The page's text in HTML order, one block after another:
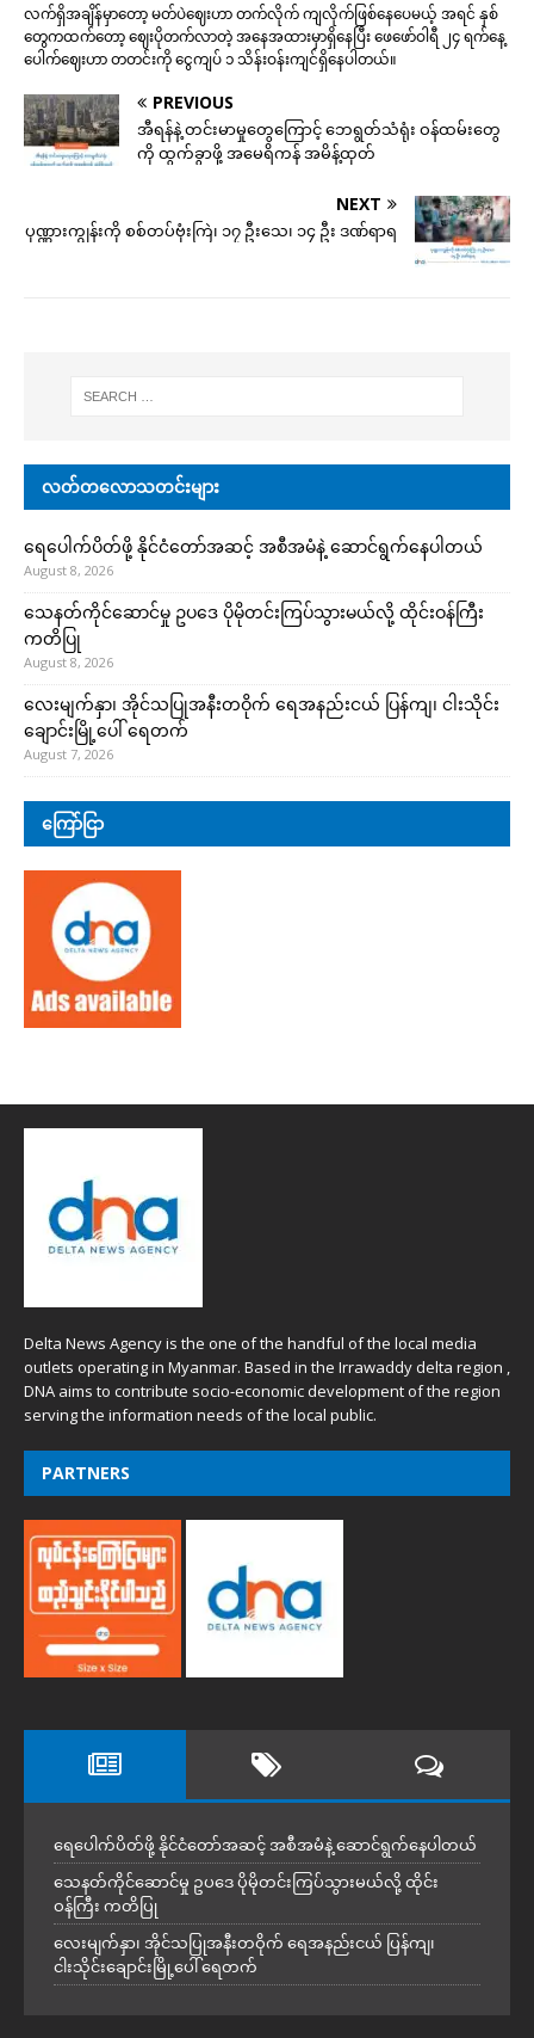
လက်ရှိအချိန်မှာတော့ မတ်ပဲဈေးဟာ တက်လိုက် ကျလိုက်ဖြစ်နေပေမယ့် အရင် နှစ်
တွေကထက်တော့ ဈေးပိုတက်လာတဲ့ အနေအထားမှာရှိနေပြီး ဖေဖော်ဝါရီ ၂၄ ရက်နေ့
ပေါက်ဈေးဟာ တတင်းကို ငွေကျပ် ၁ သိန်းဝန်းကျင်ရှိနေပါတယ်။
PREVIOUS
အီရန်နဲ့ တင်းမာမှုတွေကြောင့် ဘေရွတ်သံရုံး ဝန်ထမ်းတွေ
ကို ထွက်ခွာဖို့ အမေရိကန် အမိန့်ထုတ်
NEXT
ပုဏ္ဏားကျွန်းကို စစ်တပ်ဗုံးကြဲ၊ ၁၇ ဦးသေ၊ ၁၄ ဦး ဒဏ်ရာရ
လတ်တလောသတင်းများ
ရေပေါက်ပိတ်ဖို့ နိုင်ငံတော်အဆင့် အစီအမံနဲ့ ဆောင်ရွက်နေပါတယ်
August 8, 2026
သေနတ်ကိုင်ဆောင်မှု ဥပဒေ ပိုမိုတင်းကြပ်သွားမယ်လို့ ထိုင်းဝန်ကြီး
ကတိပြု
August 8, 2026
လေးမျက်နှာ၊ အိုင်သပြုအနီးတဝိုက် ရေအနည်းငယ် ပြန်ကျ၊ ငါးသိုင်း
ချောင်းမြို့ပေါ် ရေတက်
August 7, 2026
ကြော်ငြာ
Delta News Agency is the one of the handful of the local media
outlets operating in Myanmar. Based in the Irrawaddy delta region ,
DNA aims to contribute socio-economic development of the region
serving the information needs of the local public.
PARTNERS
ရေပေါက်ပိတ်ဖို့ နိုင်ငံတော်အဆင့် အစီအမံနဲ့ ဆောင်ရွက်နေပါတယ်
သေနတ်ကိုင်ဆောင်မှု ဥပဒေ ပိုမိုတင်းကြပ်သွားမယ်လို့ ထိုင်း
ဝန်ကြီး ကတိပြု
လေးမျက်နှာ၊ အိုင်သပြုအနီးတဝိုက် ရေအနည်းငယ် ပြန်ကျ၊
ငါးသိုင်းချောင်းမြို့ပေါ် ရေတက်